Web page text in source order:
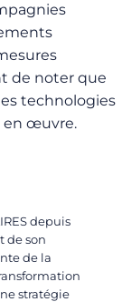
de noter que
technologies
en œuvre.
depuis
de son
de la
stratégie